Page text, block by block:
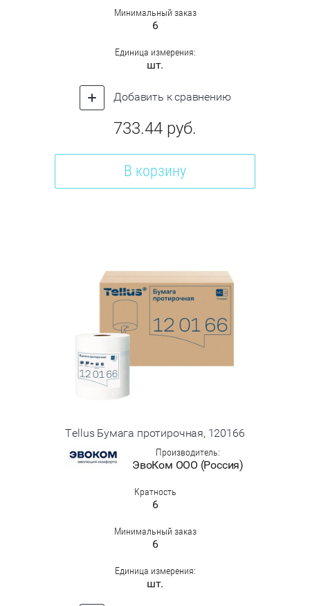
Минимальный заказ
6
Единица измерения:
шт.
Добавить к сравнению
733.44 руб.
В корзину
Tellus Бумага протирочная, 120166
Производитель:
ЭвоКом ООО (Россия)
Кратность
6
Минимальный заказ
6
Единица измерения:
шт.